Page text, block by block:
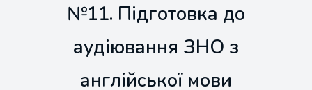
№11. Підготовка до
аудіювання ЗНО з
англійської мови